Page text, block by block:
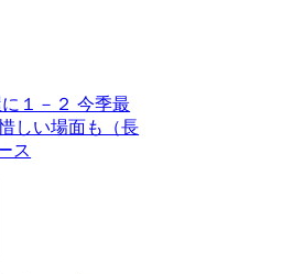
１－２ 今季最
しい場面も（長
ス